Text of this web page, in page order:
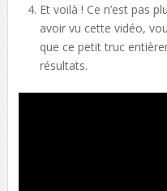
Et voilà ! Ce n’est pas
avoir vu cette vidéo,
que ce petit truc
résultats.